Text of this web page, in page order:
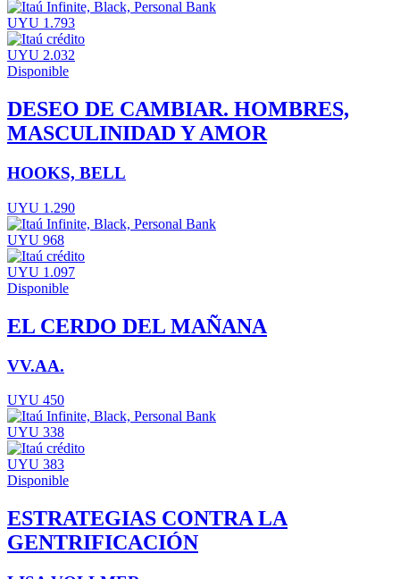
UYU 1.793
UYU 2.032
Disponible
DESEO DE CAMBIAR. HOMBRES,
MASCULINIDAD Y AMOR
HOOKS, BELL
UYU 1.290
UYU 968
UYU 1.097
Disponible
EL CERDO DEL MAÑANA
VV.AA.
UYU 450
UYU 338
UYU 383
Disponible
ESTRATEGIAS CONTRA LA
GENTRIFICACIÓN